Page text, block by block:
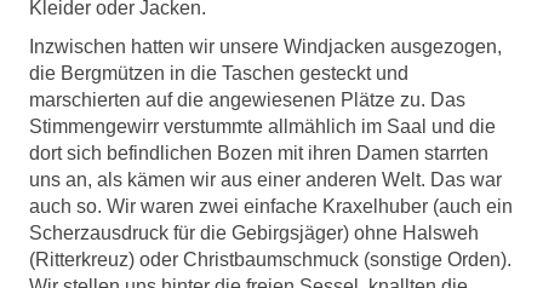
Kleider oder Jacken.
Inzwischen hatten wir unsere Windjacken ausgezogen,
die Bergmützen in die Taschen gesteckt und
marschierten auf die angewiesenen Plätze zu. Das
Stimmengewirr verstummte allmählich im Saal und die
dort sich befindlichen Bozen mit ihren Damen starrten
uns an, als kämen wir aus einer anderen Welt. Das war
auch so. Wir waren zwei einfache Kraxelhuber (auch ein
Scherzausdruck für die Gebirgsjäger) ohne Halsweh
(Ritterkreuz) oder Christbaumschmuck (sonstige Orden).